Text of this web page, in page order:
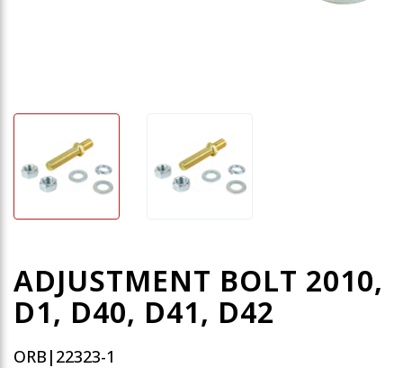
ADJUSTMENT BOLT 2010,
D1, D40, D41, D42
ORB|22323-1